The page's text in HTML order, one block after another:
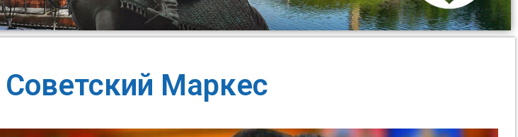
Советский Маркес